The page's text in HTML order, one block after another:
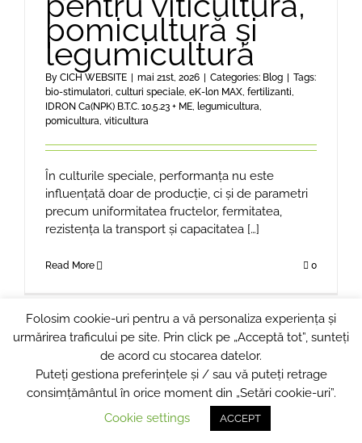
pomicultură și
legumicultură
By CICH WEBSITE | mai 21st, 2026 | Categories: Blog | Tags:
bio-stimulatori culturi speciale eK-lon MAX fertilizanti
IDRON Ca(NPK) B.T.C. 10.5.23 + ME
legumicultura
pomicultura viticultura
În culturile speciale, performanța nu este
influențată doar de producție, ci și de parametri
precum uniformitatea fructelor, fermitatea,
rezistența la transport și capacitatea […]
Read More 0
© Copyright 2024COMBINATUL DE INGRASAMINTE CHIMICE
Powered by BRILLIANT
Folosim cookie-uri pentru a vă personaliza experiența și
urmărirea traficului pe site. Prin click pe „Acceptă tot”, sunteți
de acord cu stocarea datelor.
Puteți gestiona preferințele și / sau vă puteți retrage
consimțământul în orice moment din „Setări cookie-uri”.
Cookie settings
ACCEPT